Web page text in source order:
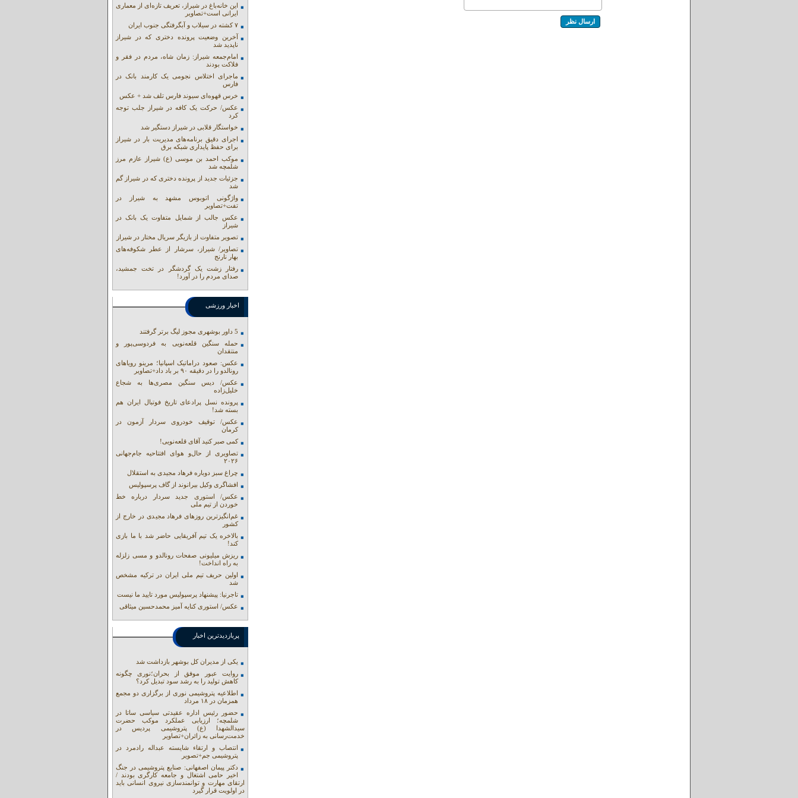
این خانه‌باغ در شیراز، تعریف تازه‌ای از معماری
ایرانی است+تصاویر
۷ کشته در سیلاب و آبگرفتگی جنوب ایران
آخرین وضعیت پرونده دختری که در شیراز
ناپدید شد
امام‌جمعه شیراز: زمان شاه، مردم در فقر و
فلاکت بودند
ماجرای اختلاس نجومی یک کارمند بانک در
فارس
خرس قهوه‌ای سیوند فارس تلف شد + عکس
عکس/ حرکت یک کافه در شیراز جلب توجه
کرد
خواستگار قلابی در شیراز دستگیر شد
اجرای دقیق برنامه‌های مدیریت بار در شیراز
برای حفظ پایداری شبکه برق
موکب احمد بن موسی (ع) شیراز عازم مرز
شلمچه شد
جزئیات جدید از پرونده دختری که در شیراز گم
شد
واژگونی اتوبوس مشهد به شیراز در
تفت+تصاویر
عکس جالب از شمایل متفاوت یک بانک در
شیراز
تصویر متفاوت از بازیگر سریال مختار در شیراز
تصاویر/ شیراز، سرشار از عطر شکوفه‌های
بهار نارنج
رفتار زشت یک گردشگر در تخت جمشید،
صدای مردم را در آورد!
اخبار ورزشی
5 داور بوشهری مجوز لیگ برتر گرفتند
حمله سنگین قلعه‌نویی به فردوسی‌پور و
منتقدان
عکس: صعود دراماتیک اسپانیا؛ مرینو رویاهای
رونالدو را در دقیقه ۹۰ بر باد داد+تصاویر
عکس/ دیس سنگین مصری‌ها به شجاع
خلیل‌زاده
پرونده نسل پرادعای تاریخ فوتبال ایران هم
بسته شد!
عکس/ توقیف خودروی سردار آزمون در
کرمان
کمی صبر کنید آقای قلعه‌نویی!
تصاویری از حال‌و هوای افتتاحیه جام‌جهانی
۲۰۲۶
چراغ سبز دوباره فرهاد مجیدی به استقلال
افشاگری وکیل بیرانوند از گاف‌ پرسپولیس
عکس/ استوری جدید سردار درباره خط
خوردن از تیم ملی
غم‌انگیزترین روزهای فرهاد مجیدی در خارج از
کشور
بالاخره یک تیم آفریقایی حاضر شد با ما بازی
کند!
ریزش میلیونی صفحات رونالدو و مسی زلزله
به راه انداخت!
اولین حریف تیم ملی ایران در ترکیه مشخص
شد
تاجرنیا: پیشنهاد پرسپولیس مورد تایید ما نیست
عکس/ استوری کنایه آمیز محمدحسین میثاقی
پربازدیدترین اخبار
یکی از مدیران کل بوشهر بازداشت شد
روایت عبور موفق از بحران؛نوری چگونه
کاهش تولید را به رشد سود تبدیل کرد؟
اطلاعیه پتروشیمی نوری از برگزاری دو مجمع
همزمان در ۱۸ مرداد
حضور رئیس اداره عقیدتی سیاسی ساتا در
شلمچه؛ ارزیابی عملکرد موکب حضرت
سیدالشهدا (ع) پتروشیمی پردیس در
خدمت‌رسانی به زائران+تصاویر
انتصاب و ارتقاء شایسته عبداله رادمرد در
پتروشیمی جم+تصویر
دکتر پیمان اصفهانی: صنایع پتروشیمی در جنگ
اخیر حامی اشتغال و جامعه کارگری بودند /
ارتقای مهارت و توانمندسازی نیروی انسانی باید
در اولویت قرار گیرد